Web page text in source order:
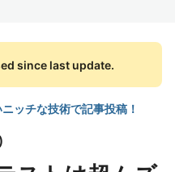
since last update.
ッチな技術で記事投稿！